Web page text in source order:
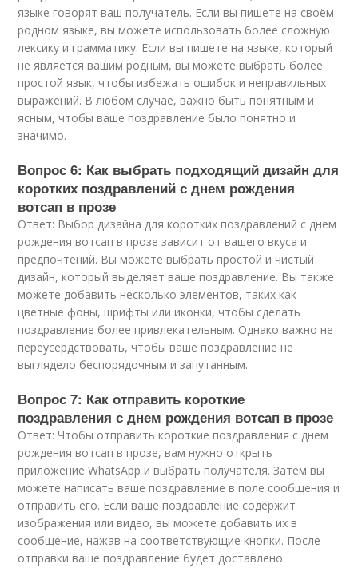
языке говорят ваш получатель. Если вы пишете на своём
родном языке, вы можете использовать более сложную
лексику и грамматику. Если вы пишете на языке, который
не является вашим родным, вы можете выбрать более
простой язык, чтобы избежать ошибок и неправильных
выражений. В любом случае, важно быть понятным и
ясным, чтобы ваше поздравление было понятно и
значимо.
Вопрос 6: Как выбрать подходящий дизайн для
коротких поздравлений с днем рождения
вотсап в прозе
Ответ: Выбор дизайна для коротких поздравлений с днем
рождения вотсап в прозе зависит от вашего вкуса и
предпочтений. Вы можете выбрать простой и чистый
дизайн, который выделяет ваше поздравление. Вы также
можете добавить несколько элементов, таких как
цветные фоны, шрифты или иконки, чтобы сделать
поздравление более привлекательным. Однако важно не
переусердствовать, чтобы ваше поздравление не
выглядело беспорядочным и запутанным.
Вопрос 7: Как отправить короткие
поздравления с днем рождения вотсап в прозе
Ответ: Чтобы отправить короткие поздравления с днем
рождения вотсап в прозе, вам нужно открыть
приложение WhatsApp и выбрать получателя. Затем вы
можете написать ваше поздравление в поле сообщения и
отправить его. Если ваше поздравление содержит
изображения или видео, вы можете добавить их в
сообщение, нажав на соответствующие кнопки. После
отправки ваше поздравление будет доставлено